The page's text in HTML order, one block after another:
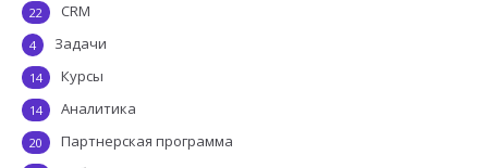
CRM
22
Задачи
4
Курсы
14
Аналитика
14
Партнерская программа
20